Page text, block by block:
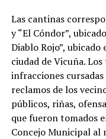
Las cantinas
y “El Cóndor”,
Diablo Rojo”, ubicado
ciudad de Vicuña.
infracciones
reclamos de los
públicos, riñas,
que fueron tomados
Concejo Municipal al